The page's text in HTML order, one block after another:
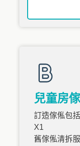
兒童房
訂造傢俬包
X1
舊傢俬清拆